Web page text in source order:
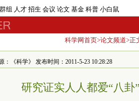
群组 人才 招生 会议 论文 基金 科普 小白鼠
科学网首页>论文频道>正
：《科学》 发布时间：2011-5-23 10:28:28
研究证实人人都爱“八卦